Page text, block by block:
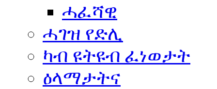
ሓፈሻዊ
ሓገዝ የድሊ
ካብ ዩትዩብ ፈነወታት
ዕላማታትና